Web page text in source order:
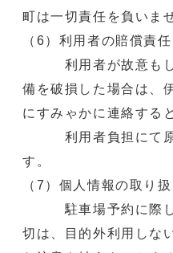
町は一切責任を負いま
（6）利用者の賠償責任
利用者が故意もし
備を破損した場合は、
にすみゃかに連絡する
利用者負担にて原
す。
（7）個人情報の取り
駐車場予約に際し
切は、目的外利用しな